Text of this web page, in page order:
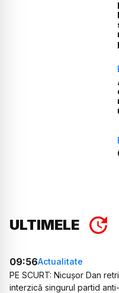
ULTIMELE
09:56Actualitate
PE SCURT: Nicușor Dan
interzică singurul partid